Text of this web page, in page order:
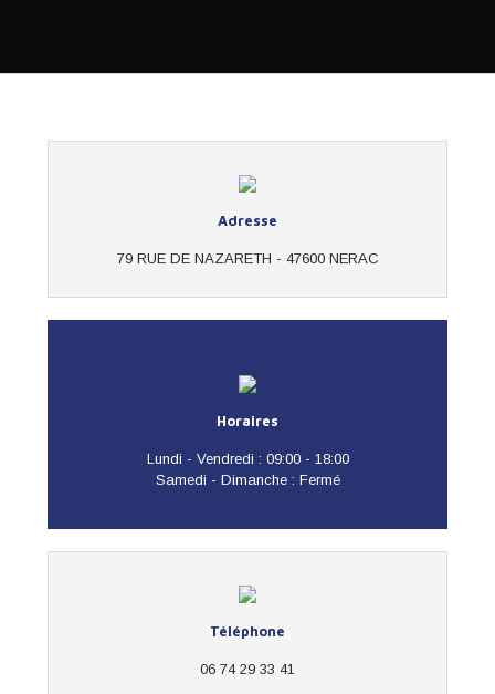
Adresse
79 RUE DE NAZARETH - 47600 NERAC
Horaires
Lundi - Vendredi : 09:00 - 18:00
Samedi - Dimanche : Fermé
Téléphone
06 74 29 33 41